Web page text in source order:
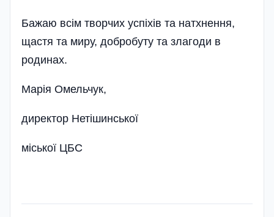
Бажаю всім творчих успіхів та натхнення,
щастя та миру, добробуту та злагоди в
родинах.
Марія Омельчук,
директор Нетішинської
міської ЦБС